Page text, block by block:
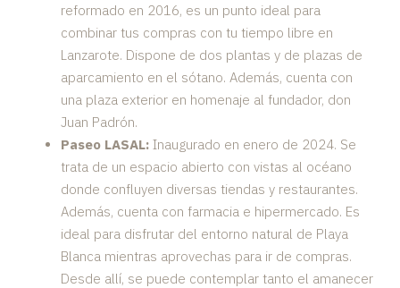
reformado en 2016, es un punto ideal para
combinar tus compras con tu tiempo libre en
Lanzarote. Dispone de dos plantas y de plazas de
aparcamiento en el sótano. Además, cuenta con
una plaza exterior en homenaje al fundador, don
Juan Padrón.
Paseo LASAL: Inaugurado en enero de 2024. Se
trata de un espacio abierto con vistas al océano
donde confluyen diversas tiendas y restaurantes.
Además, cuenta con farmacia e hipermercado. Es
ideal para disfrutar del entorno natural de Playa
Blanca mientras aprovechas para ir de compras.
Desde allí, se puede contemplar tanto el amanecer